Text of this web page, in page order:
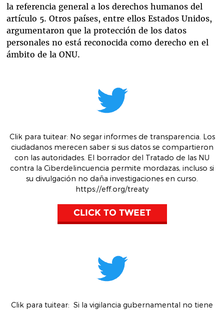
la referencia general a los derechos humanos del
artículo 5. Otros países, entre ellos Estados Unidos,
argumentaron que la protección de los datos
personales no está reconocida como derecho en el
ámbito de la ONU.
Clik para tuitear: No segar informes de transparencia. Los
ciudadanos merecen saber si sus datos se compartieron
con las autoridades. El borrador del Tratado de las NU
contra la Ciberdelincuencia permite mordazas, incluso si
su divulgación no daña investigaciones en curso.
https://eff.org/treaty
CLICK TO TWEET
Clik para tuitear: Si la vigilancia gubernamental no tiene